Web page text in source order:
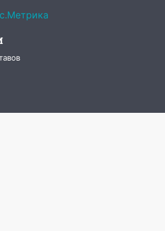
25-летнего байкера
на улице